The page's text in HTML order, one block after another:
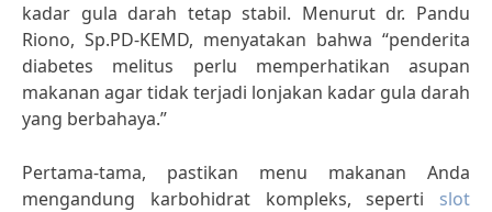
kadar gula darah tetap stabil. Menurut dr. Pandu
Riono, Sp.PD-KEMD, menyatakan bahwa “penderita
diabetes melitus perlu memperhatikan asupan
makanan agar tidak terjadi lonjakan kadar gula darah
yang berbahaya.”
Pertama-tama, pastikan menu makanan Anda
mengandung karbohidrat kompleks, seperti slot